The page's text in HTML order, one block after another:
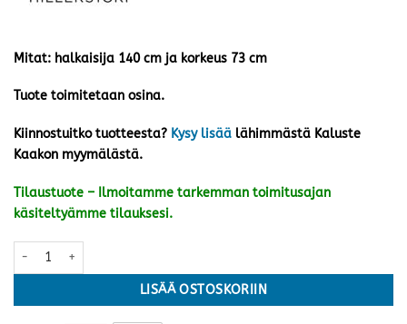
Mitat: halkaisija 140 cm ja korkeus 73 cm
Tuote toimitetaan osina.
Kiinnostuitko tuotteesta? Kysy lisää lähimmästä Kaluste
Kaakon myymälästä.
Tilaustuote – Ilmoitamme tarkemman toimitusajan
käsiteltyämme tilauksesi.
Hånger pöytä ø 140 cm, musta/harmaa määrä
LISÄÄ OSTOSKORIIN